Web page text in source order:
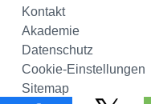
Kontakt
Akademie
Datenschutz
Cookie-Einstellungen
Sitemap